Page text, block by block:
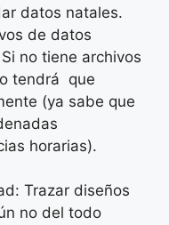
datos natales.
de datos
no tiene archivos
tendrá que
(ya sabe que
horarias).
Trazar diseños
no del todo